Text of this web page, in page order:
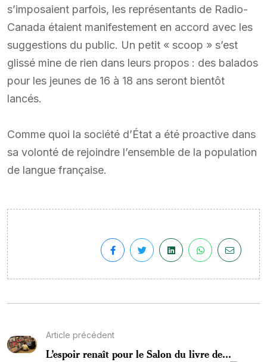
s’imposaient parfois, les représentants de Radio-
Canada étaient manifestement en accord avec les
suggestions du public. Un petit « scoop » s’est
glissé mine de rien dans leurs propos : des balados
pour les jeunes de 16 à 18 ans seront bientôt
lancés.
Comme quoi la société d’État a été proactive dans
sa volonté de rejoindre l’ensemble de la population
de langue française.
Article précédent
L’espoir renaît pour le Salon du livre de...